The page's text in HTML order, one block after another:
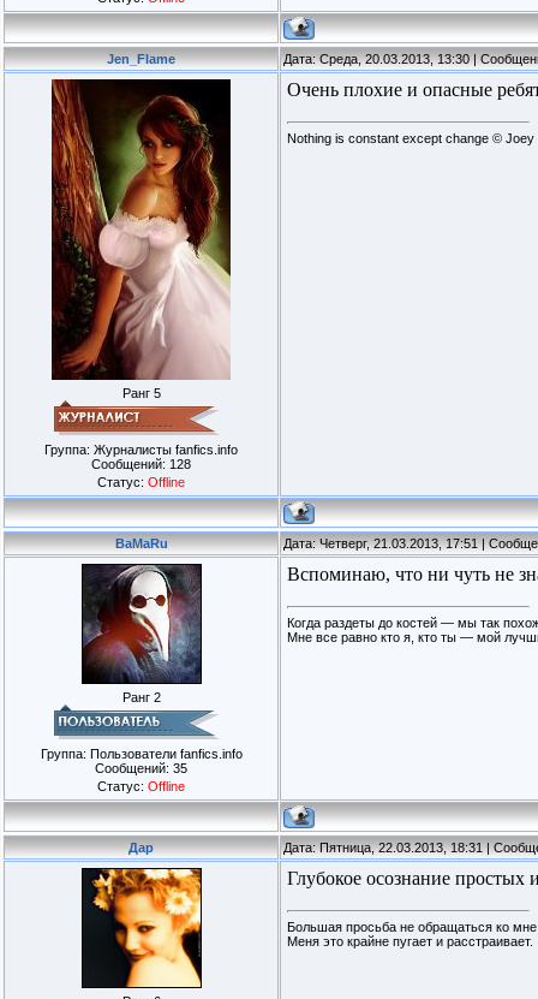
Jen_Flame Дата: Среда, 20.03.2013, 13:30 |
Ранг 5
Группа: Журналисты fanfics.info
Сообщений: 128
Статус: Offline
Очень плохие и опасные
Nothing is constant except change © Joey
BaMaRu Дата: Четверг, 21.03.2013, 17:51 |
Ранг 2
Группа: Пользователи fanfics.info
Сообщений: 35
Статус: Offline
Вспоминаю, что ни чуть не
Когда раздеты до костей — мы так
Мне все равно кто я, кто ты — мой
Дар Дата: Пятница, 22.03.2013, 18:31 |
Глубокое осознание простых
Большая просьба не обращаться ко
Меня это крайне пугает и расстраивает.